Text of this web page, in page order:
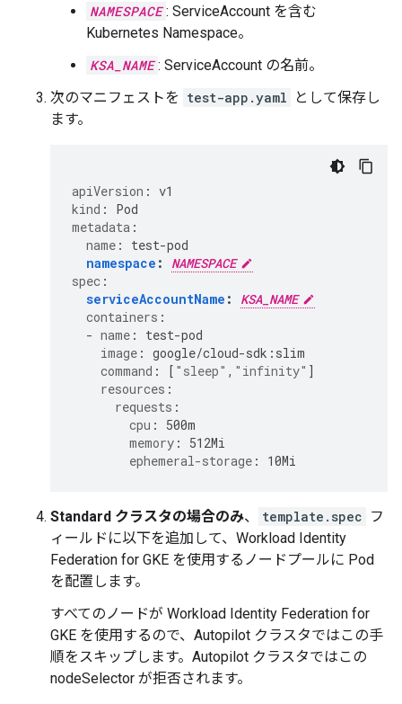
NAMESPACE : ServiceAccount を含む
Kubernetes Namespace。
KSA_NAME : ServiceAccount の名前。
次のマニフェストを test-app.yaml
として保存し
ます。
apiVersion : v1
kind :
Pod
metadata :
name :
test-pod
namespace :
NAMESPACE
spec :
serviceAccountName :
KSA_NAME
containers :
- name :
test-pod
image : google/cloud-sdk:slim
command : [ "sleep" , "infinity" ]
resources :
requests :
cpu :
500m
memory :
512Mi
ephemeral-storage : 10Mi
Standard クラスタの場合のみ、 template.spec フ
ィールドに以下を追加して、Workload Identity
Federation for GKE を使用するノードプールに Pod
を配置します。
すべてのノードが Workload Identity Federation for
GKE を使用するので、Autopilot クラスタではこの手
順をスキップします。Autopilot クラスタではこの
nodeSelector が拒否されます。